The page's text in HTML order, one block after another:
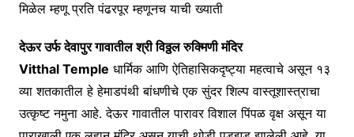
मिळेल म्हणू प्रति पंढरपूर म्हणूनच याची ख्याती
देऊर उर्फ देवापुर गावातील श्री विठ्ठल रुक्मिणी मंदिर
Vitthal Temple धार्मिक आणि ऐतिहासिकदृष्ट्या महत्वाचे असून १३
व्या शतकातील हे हेमाडपंथी बांधणीचे एक सुंदर शिल्प वास्तूशास्त्राचा
उत्कृष्ट नमुना आहे. देऊर गावातील पारावर विशाल पिंपळ वृक्ष असून या